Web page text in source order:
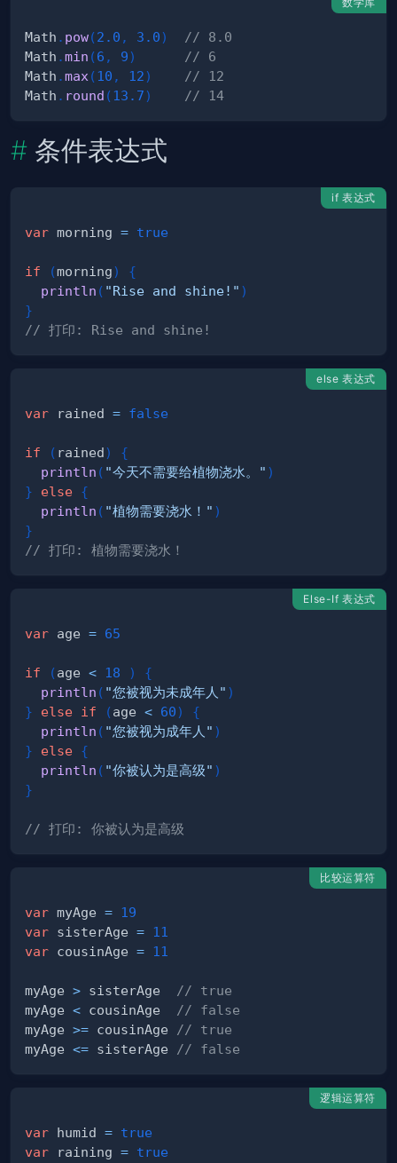
Math . pow(2.0 , 3.0)
// 8.0
Math .min (6 , 9)
// 6
Math .max (10 , 12)
// 12
Math . round (13.7) // 14
条件表达式
if 表达式
var morning = true
if (morning)
{
println ( "Rise and shine!" )
}
// 打印: Rise and shine!
else 表达式
var rained = false
if ( rained)
{
println ( "今天不需要给植物浇水。" )
}
else {
println ( "植物需要浇水！" )
}
// 打印: 植物需要浇水！
Else-If 表达式
var age = 65
if (age < 18 )
{
println ( "您被视为未成年人" )
}
else if (age < 60)
{
println ( "您被视为成年人" )
}
else {
println ( "你被认为是高级" )
}
// 打印: 你被认为是高级
比较运算符
var myAge = 19
var sisterAge = 11
var cousinAge = 11
myAge > sisterAge
// true
myAge < cousinAge
// false
myAge >= cousinAge
// true
myAge <= sisterAge // false
逻辑运算符
var humid = true
var raining = true